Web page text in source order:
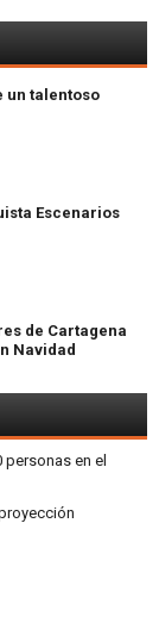
un talentoso
Escenarios
de Cartagena
Navidad
en el